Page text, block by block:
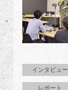
インタビュー
レポート